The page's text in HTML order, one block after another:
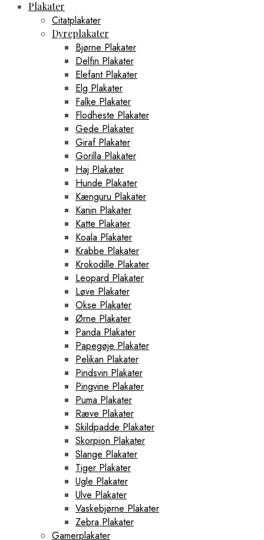
Plakater
Citatplakater
Dyreplakater
Bjørne Plakater
Delfin Plakater
Elefant Plakater
Elg Plakater
Falke Plakater
Flodheste Plakater
Gede Plakater
Giraf Plakater
Gorilla Plakater
Haj Plakater
Hunde Plakater
Kænguru Plakater
Kanin Plakater
Katte Plakater
Koala Plakater
Krabbe Plakater
Krokodille Plakater
Leopard Plakater
Løve Plakater
Okse Plakater
Ørne Plakater
Panda Plakater
Papegøje Plakater
Pelikan Plakater
Pindsvin Plakater
Pingvine Plakater
Puma Plakater
Ræve Plakater
Skildpadde Plakater
Skorpion Plakater
Slange Plakater
Tiger Plakater
Ugle Plakater
Ulve Plakater
Vaskebjørne Plakater
Zebra Plakater
Gamerplakater